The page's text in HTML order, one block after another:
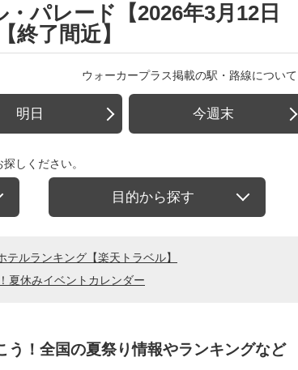
パレード【2026年3月12日
終了間近】
ウォーカープラス掲載の駅・路線について
明日 今週末
しください。
目的から探す
ルランキング【楽天トラベル】
夏休みイベントカレンダー
！全国の夏祭り情報やランキングなど